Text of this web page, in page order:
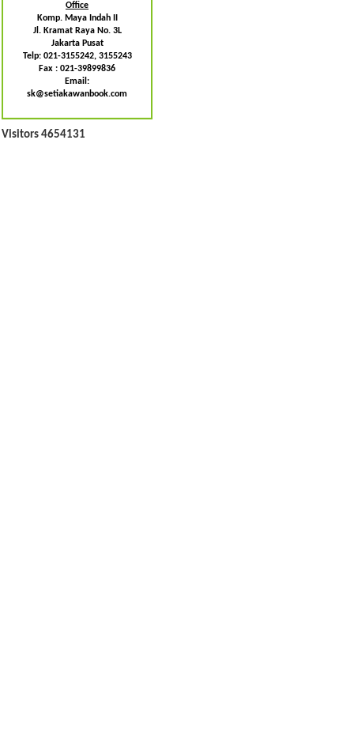
Office
Komp. Maya Indah II
Jl. Kramat Raya No. 3L
Jakarta Pusat
Telp: 021-3155242, 3155243
Fax : 021-39899836
Email:
sk@setiakawanbook.com
Visitors 4654131